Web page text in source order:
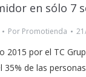
en sólo 7
Por Promotienda
2015 por el TC
de las